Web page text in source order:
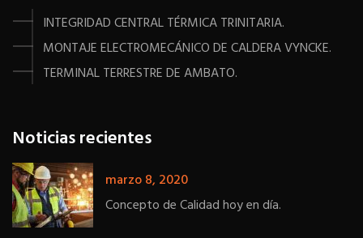
INTEGRIDAD CENTRAL TÉRMICA TRINITARIA.
MONTAJE ELECTROMECÁNICO DE CALDERA VYNCKE.
TERMINAL TERRESTRE DE AMBATO.
Noticias recientes
marzo 8, 2020
Concepto de Calidad hoy en día.